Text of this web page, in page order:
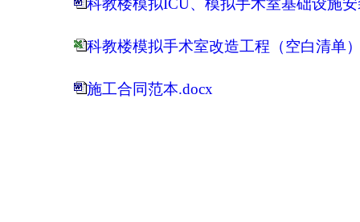
科教楼模拟ICU、模拟手术室基础设施
科教楼模拟手术室改造工程（空白清单
施工合同范本.docx